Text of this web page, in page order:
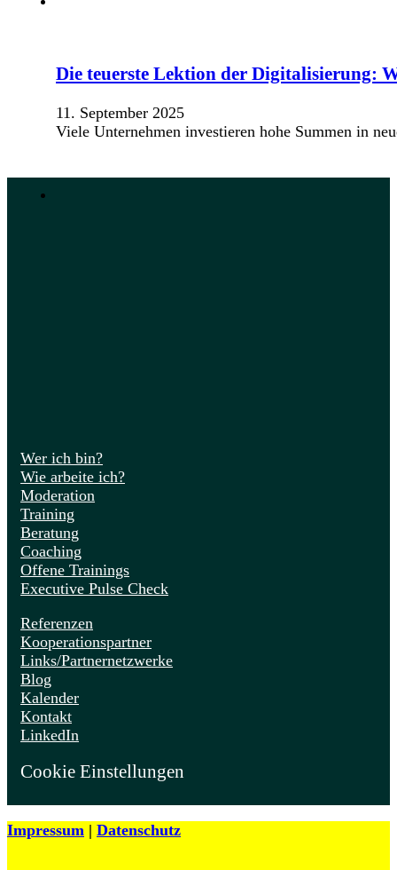
Die teuerste Lektion der Digitalisierung:
11. September 2025
Viele Unternehmen investieren hohe Summen in
Wer ich bin?
Wie arbeite ich?
Moderation
Training
Beratung
Coaching
Offene Trainings
Executive Pulse Check
Referenzen
Kooperationspartner
Links/Partnernetzwerke
Blog
Kalender
Kontakt
LinkedIn
Cookie Einstellungen
Impressum | Datenschutz